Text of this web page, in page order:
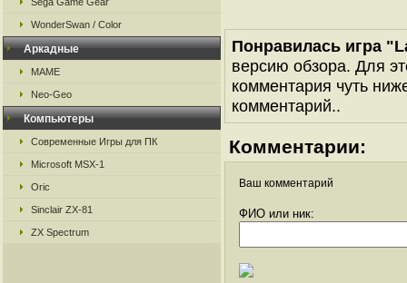
WonderSwan / Color
Аркадные
MAME
Neo-Geo
Компьютеры
Современные Игры для ПК
Microsoft MSX-1
Oric
Sinclair ZX-81
ZX Spectrum
Понравилась игра
версию обзора. Для
комментария чуть
комментарий..
Комментарии:
Ваш комментарий
ФИО или ник: